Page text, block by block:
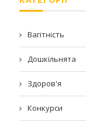
Вагітність
Дошкільнята
Здоров'я
Конкурси